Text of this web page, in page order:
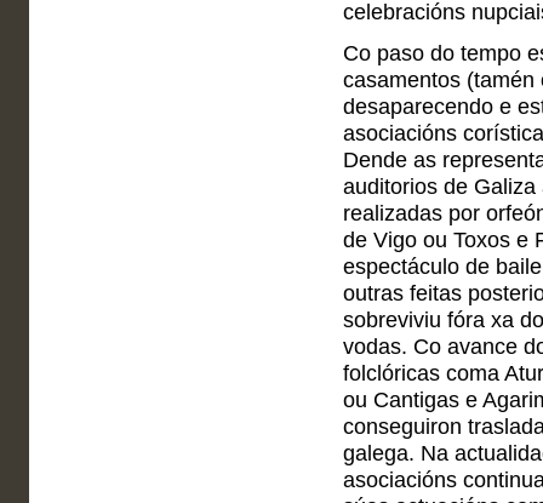
celebracións
Co paso do tempo
casamentos (tamén
desaparecendo e
asociacións
Dende as
auditorios de
realizadas por
de Vigo ou Toxos e
espectáculo de
outras feitas
sobreviviu fóra xa
vodas. Co avance
folclóricas coma
ou Cantigas e
conseguiron
galega. Na
asociacións